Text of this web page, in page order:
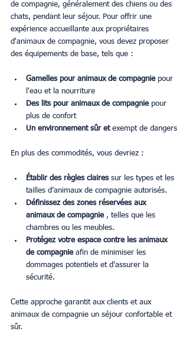
de compagnie, généralement des chiens ou des
chats, pendant leur séjour. Pour offrir une
expérience accueillante aux propriétaires
d'animaux de compagnie, vous devez proposer
des équipements de base, tels que :
Gamelles pour animaux de compagnie pour
l'eau et la nourriture
Des lits pour animaux de compagnie pour
plus de confort
Un environnement sûr et exempt de dangers
En plus des commodités, vous devriez :
Établir des règles claires sur les types et les
tailles d’animaux de compagnie autorisés.
Définissez des zones réservées aux
animaux de compagnie , telles que les
chambres ou les meubles.
Protégez votre espace contre les animaux
de compagnie afin de minimiser les
dommages potentiels et d'assurer la
sécurité.
Cette approche garantit aux clients et aux
animaux de compagnie un séjour confortable et
sûr.